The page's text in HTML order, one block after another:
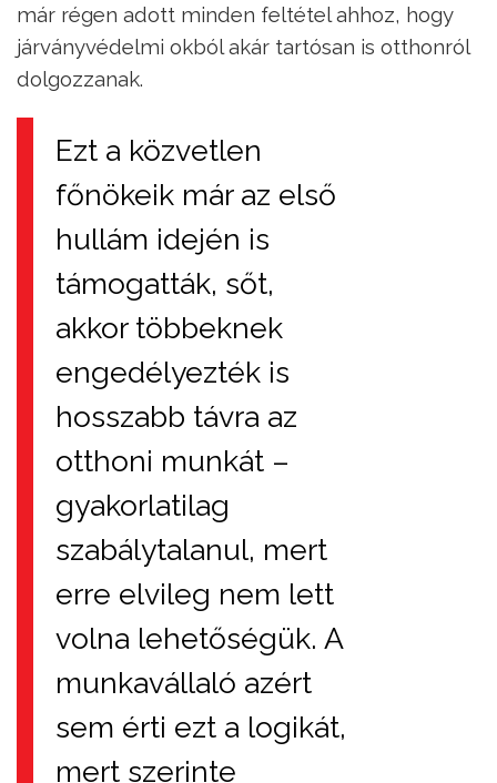
már régen adott minden feltétel ahhoz, hogy
járványvédelmi okból akár tartósan is otthonról
dolgozzanak.
Ezt a közvetlen
főnökeik már az első
hullám idején is
támogatták, sőt,
akkor többeknek
engedélyezték is
hosszabb távra az
otthoni munkát –
gyakorlatilag
szabálytalanul, mert
erre elvileg nem lett
volna lehetőségük. A
munkavállaló azért
sem érti ezt a logikát,
mert szerinte